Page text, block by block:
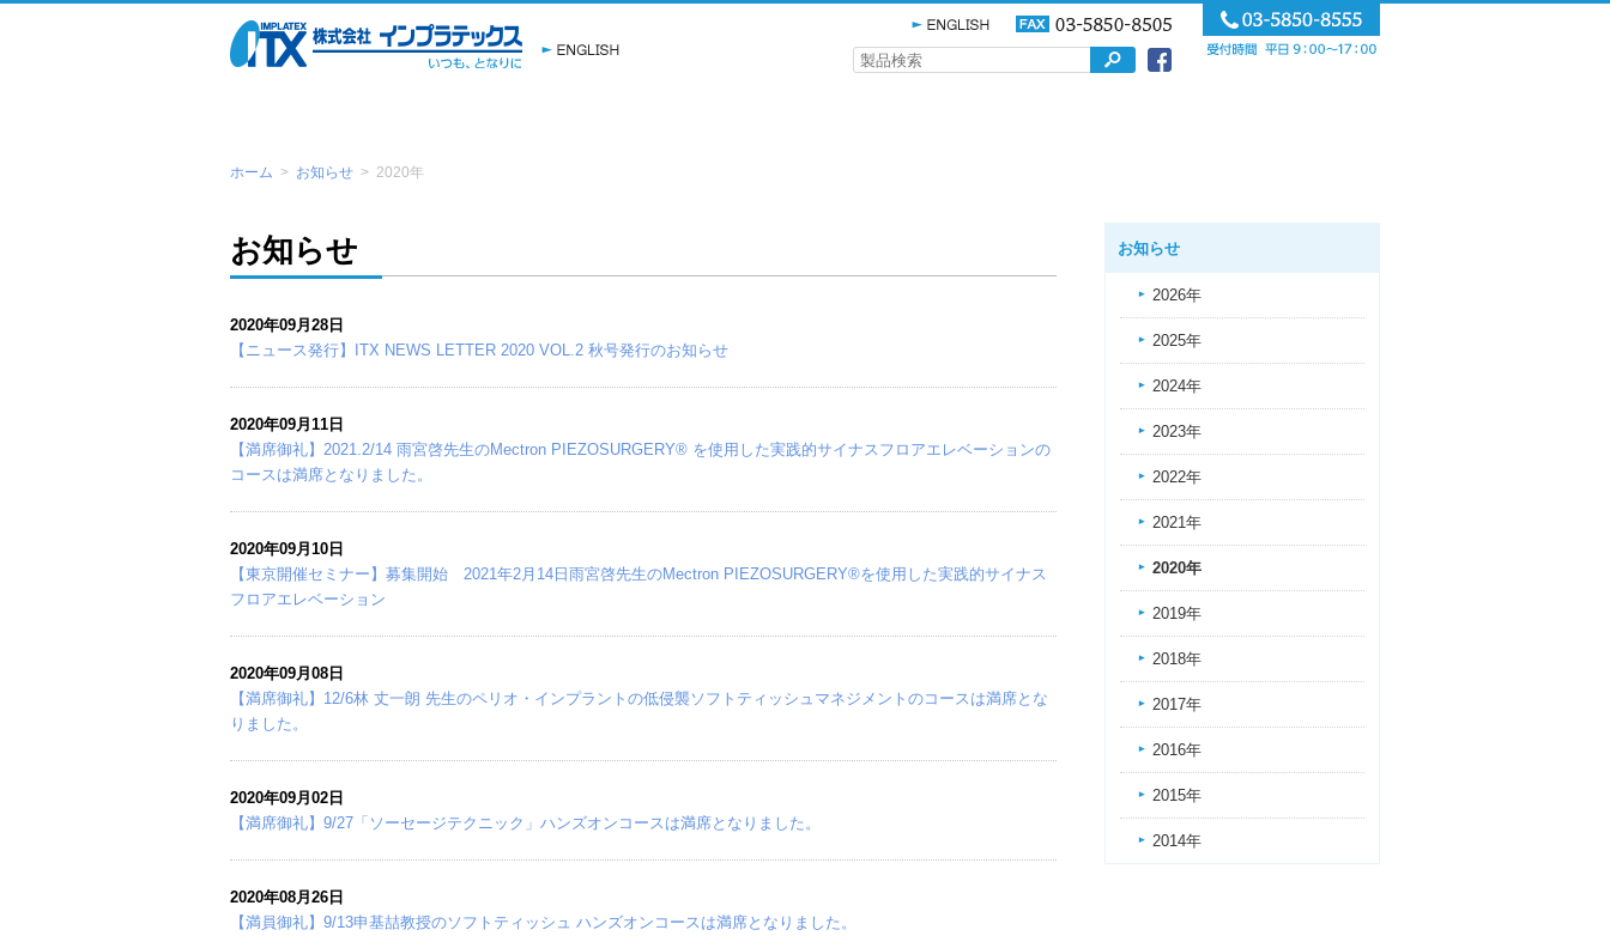
ホーム > お知らせ > 2020年
お知らせ
2020年09月28日
【ニュース発行】ITX NEWS LETTER 2020 VOL.2 秋号発行のお知らせ
2020年09月11日
【満席御礼】2021.2/14 雨宮啓先生のMectron PIEZOSURGERY® を使用した実践的サイナスフロアエレベーションの
コースは満席となりました。
2020年09月10日
【東京開催セミナー】募集開始 2021年2月14日雨宮啓先生のMectron PIEZOSURGERY®を使用した実践的サイナス
フロアエレベーション
2020年09月08日
【満席御礼】12/6林 丈一朗 先生のペリオ・インプラントの低侵襲ソフトティッシュマネジメントのコースは満席とな
りました。
2020年09月02日
【満席御礼】9/27「ソーセージテクニック」ハンズオンコースは満席となりました。
2020年08月26日
【満員御礼】9/13申基喆教授のソフトティッシュ ハンズオンコースは満席となりました。
お知らせ
2026年
2025年
2024年
2023年
2022年
2021年
2020年
2019年
2018年
2017年
2016年
2015年
2014年